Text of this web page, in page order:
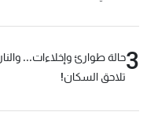
3حالة طوارئ وإخلاءات... والنار
تلاحق السكان!